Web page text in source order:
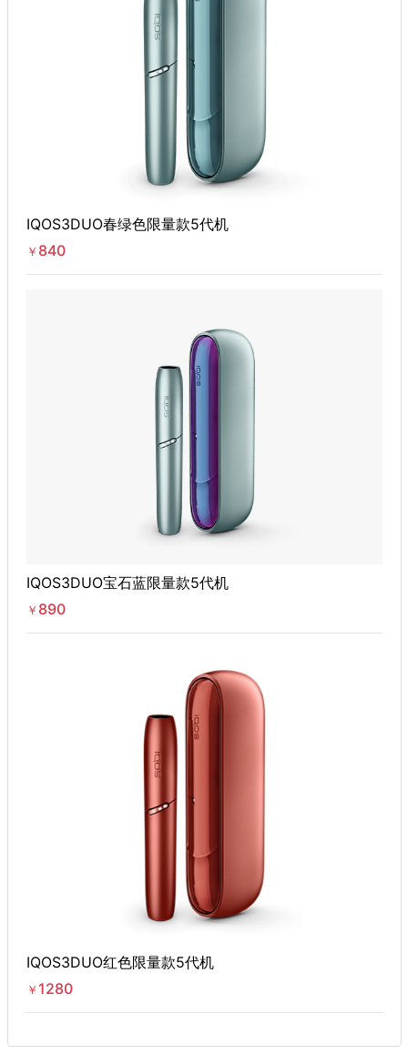
IQOS3DUO春绿色限量款5代机
￥ 840
IQOS3DUO宝石蓝限量款5代机
￥ 890
IQOS3DUO红色限量款5代机
￥ 1280